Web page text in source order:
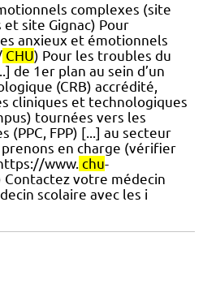
complexes (site
et site Gignac) Pour
anxieux et émotionnels
CHU) Pour les troubles du
de 1er plan au sein d’un
(CRB) accrédité,
cliniques et technologiques
tournées vers les
(PPC, FPP) [...] au secteur
en charge (vérifier
www. chu-
votre médecin
scolaire avec les i